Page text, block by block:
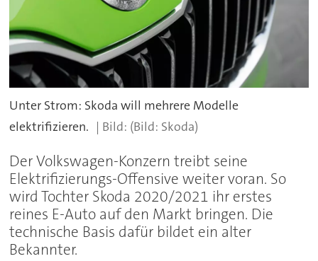
Unter Strom: Skoda will mehrere Modelle
elektrifizieren.
(Bild: Skoda)
Der Volkswagen-Konzern treibt seine
Elektrifizierungs-Offensive weiter voran. So
wird Tochter Skoda 2020/2021 ihr erstes
reines E-Auto auf den Markt bringen. Die
technische Basis dafür bildet ein alter
Bekannter.